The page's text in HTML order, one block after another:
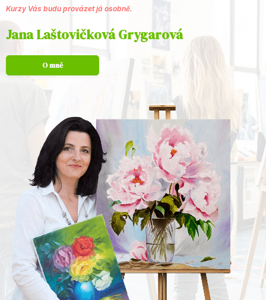
Kurzy Vás budu provázet já osobně.
Jana Laštovičková Grygarová
O mně